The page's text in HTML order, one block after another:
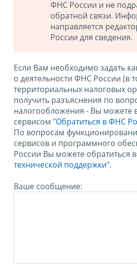
ФНС России и не
обратной связи.
направляется
России для сведения.
Если Вам необходимо задать
о деятельности ФНС России (в
территориальных налоговых
получить разъяснения по
налогообложения - Вы можете
сервисом "Обратиться в ФНС
По вопросам
сервисов и программного
России Вы можете обратиться в
технической поддержки".
Ваше сообщение: